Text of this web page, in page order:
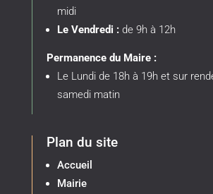
midi
Le Vendredi :de 9h à 12h
Permanence du Maire :
Le Lundi de 18h à 19h et sur
samedi matin
Plan du site
Accueil
Mairie